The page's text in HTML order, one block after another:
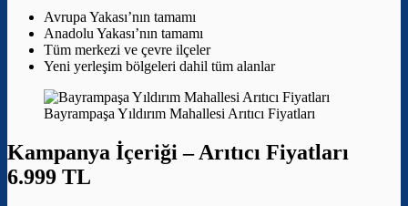
Avrupa Yakası’nın tamamı
Anadolu Yakası’nın tamamı
Tüm merkezi ve çevre ilçeler
Yeni yerleşim bölgeleri dahil tüm alanlar
Bayrampaşa Yıldırım Mahallesi Arıtıcı Fiyatları
Kampanya İçeriği –Arıtıcı Fiyatları
6.999 TL